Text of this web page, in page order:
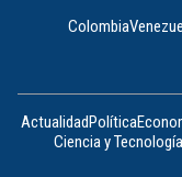
Colombia
ActualidadPolítica
Ciencia y Tecnología